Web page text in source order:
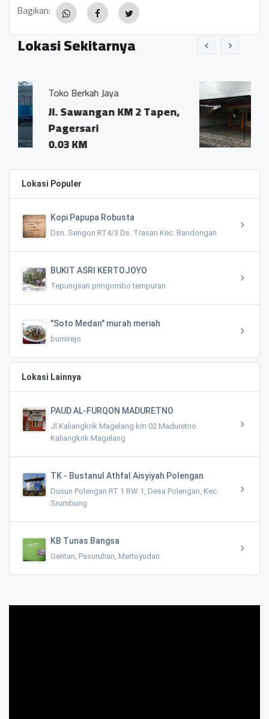
Bagikan:
Lokasi Sekitarnya
KM 2 Tapen,
Mushola At Tagwa
Kompleks Balai
Pagersari
0.03 KM
Lokasi Populer
Kopi Papupa Robusta
Dsn. Sengon RT4/3 Ds. Trasan Kec. Bandongan
BUKIT ASRI KERTOJOYO
Tepungsari pringombo tempuran
"Soto Medan" murah meriah
bumirejo
Lokasi Lainnya
PAUD AL-FURQON MADURETNO
Jl Kaliangkrik Magelang km 02 Maduretno
Kaliangkrik Magelang
TK - Bustanul Athfal Aisyiyah Polengan
Dusun Polengan RT 1 RW 1, Desa Polengan, Kec.
Srumbung
KB Tunas Bangsa
Gentan, Pasuruhan, Mertoyudan